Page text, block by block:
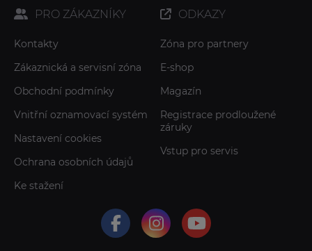
PRO ZÁKAZNÍKY
Kontakty
Zákaznická a servisní zóna
Obchodní podmínky
Vnitřní oznamovací systém
Nastavení cookies
Ochrana osobních údajů
Ke stažení
ODKAZY
Zóna pro partnery
E-shop
Magazín
Registrace prodloužené
záruky
Vstup pro servis